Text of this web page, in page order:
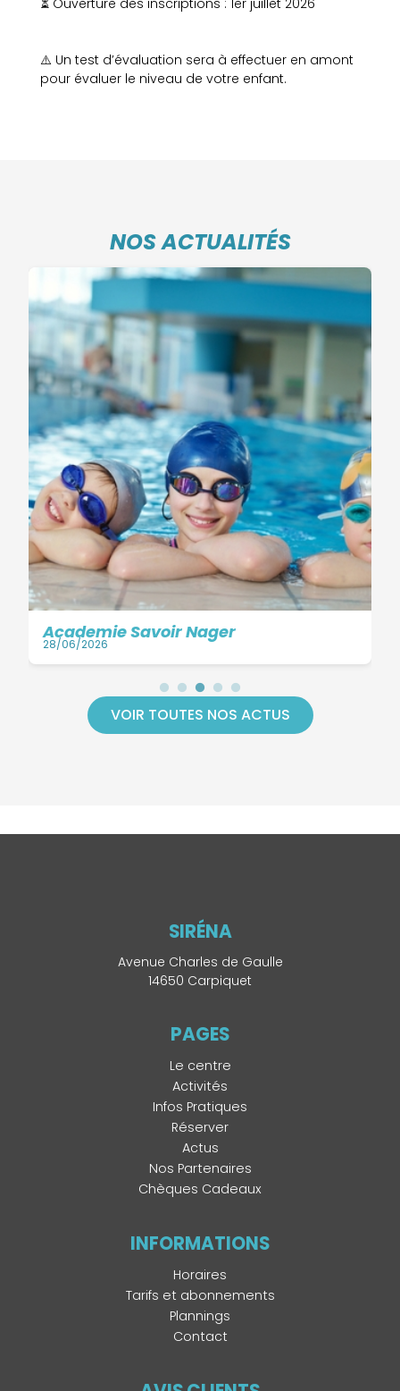
⏳ Ouverture des inscriptions : 1er juillet 2026
⚠️ Un test d’évaluation sera à effectuer en amont
pour évaluer le niveau de votre enfant.
NOS ACTUALITÉS
Academie Savoir Nager
28/06/2026
VOIR TOUTES NOS ACTUS
SIRÉNA
Avenue Charles de Gaulle
14650 Carpiquet
PAGES
Le centre
Activités
Infos Pratiques
Réserver
Actus
Nos Partenaires
Chèques Cadeaux
INFORMATIONS
Horaires
Tarifs et abonnements
Plannings
Contact